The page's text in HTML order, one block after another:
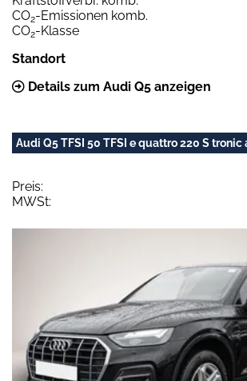
CO2-Emissionen komb.
CO2-Klasse
Standort
Details zum Audi Q5 anzeigen
Audi Q5 TFSI 50 TFSI e quattro 220 S
Preis:
MWSt: